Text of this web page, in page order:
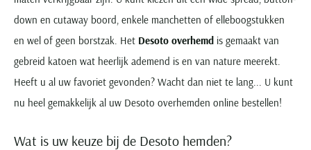
down en cutaway boord, enkele manchetten of elleboogstukken
en wel of geen borstzak. Het Desoto overhemd is gemaakt van
gebreid katoen wat heerlijk ademend is en van nature meerekt.
Heeft u al uw favoriet gevonden? Wacht dan niet te lang... U kunt
nu heel gemakkelijk al uw Desoto overhemden online bestellen!
Wat is uw keuze bij de Desoto hemden?